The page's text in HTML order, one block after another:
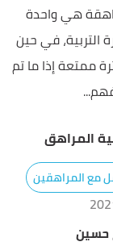
هي واحدة
التربية، في حين
ممتعة إذا ما تم
المراهق
مع المراهقين
حسين